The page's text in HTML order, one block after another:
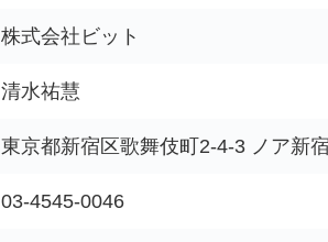
株式会社ビット
清水祐慧
東京都新宿区歌舞伎町2-4-3 ノア新
03-4545-0046